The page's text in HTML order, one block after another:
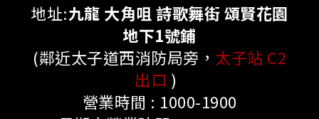
地址:九龍 大角咀 詩歌舞街 頌賢花園
地下1號鋪
(鄰近太子道西消防局旁， 太子站 C2
出口 )
營業時間 : 1000-1900